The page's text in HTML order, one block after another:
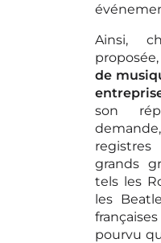
Ainsi,
de
son
grands
tels les
les
pourvu